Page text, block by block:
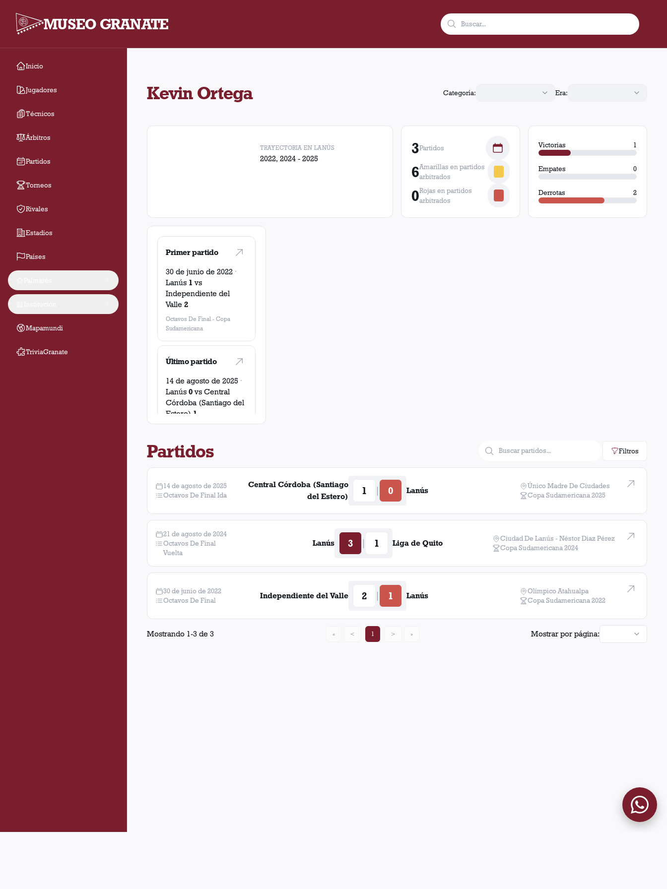
MUSEO GRANATE
Inicio
Jugadores
Técnicos
Árbitros
Partidos
Torneos
Rivales
Estadios
Países
Mapamundi
TriviaGranate
Kevin Ortega Categoría: Era:
TRAYECTORIA EN LANÚS
2022, 2024 - 2025
3Partidos
6Amarillas en partidos
arbitrados
0Rojas en partidos
arbitrados
Victorias 1
Empates 0
Derrotas 2
Primer partido
30 de junio de 2022 ·
Lanús 1 vs
Independiente del
Valle 2
Octavos De Final - Copa
Sudamericana
Último partido
14 de agosto de 2025 ·
Lanús 0vs Central
Córdoba (Santiago del
Estero) 1
Partidos Filtros
14 de agosto de 2025
Octavos De Final Ida
Central Córdoba (Santiago
del Estero)
1 0 Lanús
Único Madre De Ciudades
Copa Sudamericana 2025
21 de agosto de 2024
Octavos De Final
Vuelta
Lanús 3 1 Liga de Quito
Ciudad De Lanús - Néstor Diaz Pérez
Copa Sudamericana 2024
30 de junio de 2022
Octavos De Final
Independiente del Valle 2 1 Lanús
Olímpico Atahualpa
Copa Sudamericana 2022
Mostrando 1-3 de 3 « < 1 > » Mostrar por página: